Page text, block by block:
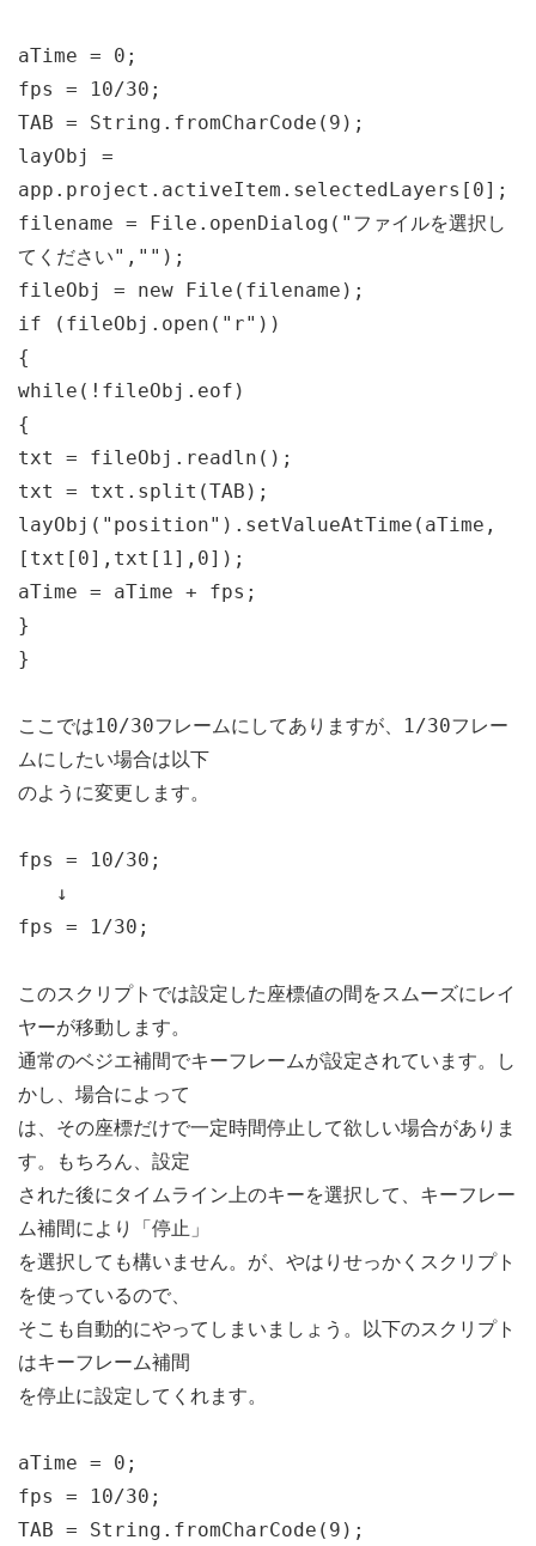
aTime = 0;
fps = 10/30;
TAB = String.fromCharCode(9);
layObj =
app.project.activeItem.selectedLayers[0];
filename = File.openDialog("ファイルを選択し
てください","");
fileObj = new File(filename);
if (fileObj.open("r"))
{
while(!fileObj.eof)
{
txt = fileObj.readln();
txt = txt.split(TAB);
layObj("position").setValueAtTime(aTime,
[txt[0],txt[1],0]);
aTime = aTime + fps;
}
}
ここでは10/30フレームにしてありますが、1/30フレー
ムにしたい場合は以下
のように変更します。
fps = 10/30;
↓
fps = 1/30;
このスクリプトでは設定した座標値の間をスムーズにレイ
ヤーが移動します。
通常のベジエ補間でキーフレームが設定されています。し
かし、場合によって
は、その座標だけで一定時間停止して欲しい場合がありま
す。もちろん、設定
された後にタイムライン上のキーを選択して、キーフレー
ム補間により「停止」
を選択しても構いません。が、やはりせっかくスクリプト
を使っているので、
そこも自動的にやってしまいましょう。以下のスクリプト
はキーフレーム補間
を停止に設定してくれます。
aTime = 0;
fps = 10/30;
TAB = String.fromCharCode(9);